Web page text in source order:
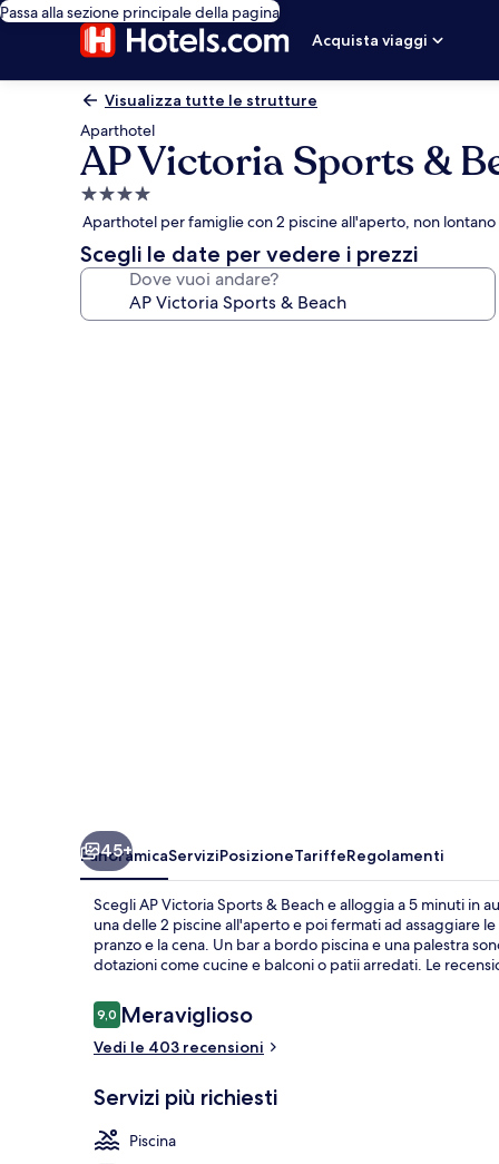
Passa alla sezione principale della pagina
Acquista viaggi
Visualizza tutte le strutture
Aparthotel
AP Victoria Sports &
Struttura
a
4.0
stelle
Aparthotel per famiglie con 2 piscine all'aperto, non
Scegli le date per vedere i prezzi
Dove vuoi andare?
45+
PanoramicaServiziPosizioneTariffeRegolamenti
Scegli AP Victoria Sports & Beach e alloggia a 5 minuti in
una delle 2 piscine all'aperto e poi fermati ad assaggiare
pranzo e la cena. Un bar a bordo piscina e una palestra
dotazioni come cucine e balconi o patii arredati. Le
Recensioni
9,09,0 su 10
Meraviglioso
Vedi le 403 recensioni
Servizi più richiesti
Piscina